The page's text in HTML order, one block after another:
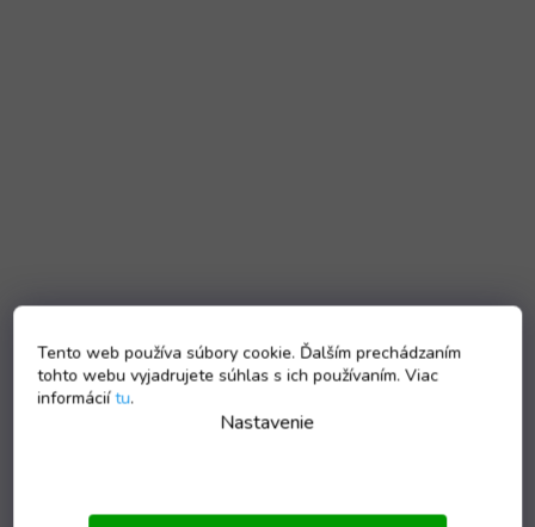
Tento web používa súbory cookie. Ďalším prechádzaním
tohto webu vyjadrujete súhlas s ich používaním. Viac
informáciítu.
Nastavenie